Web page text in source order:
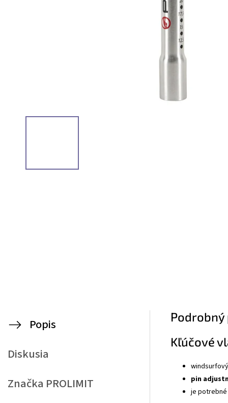
Popis
Diskusia
Značka PROLIMIT
Podrobný
Kľúčové
pin
je potrebné